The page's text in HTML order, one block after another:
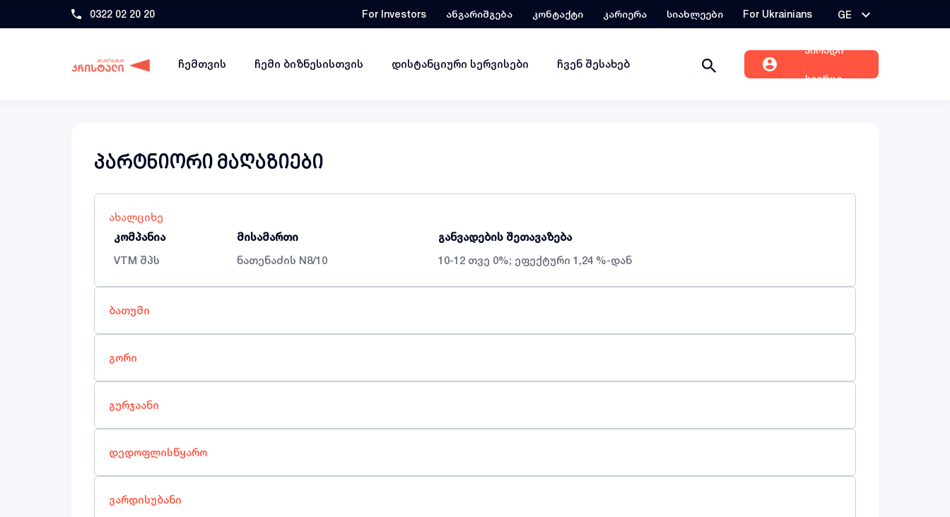
0322 02 20 20 For Investors ანგარიშგება კონტაქტი კარიერა სიახლეები For Ukrainians GE
ჩემთვის ჩემი ბიზნესისთვის დისტანციური სერვისები ჩვენ შესახებ
პირადი
სივრცე
პარტნიორი მაღაზიები
ახალციხე
კომპანია
მისამართი
განვადების შეთავაზება
VTM შპს
ნათენაძის N8/10 10-12 თვე 0%; ეფექტური 1,24 %-დან
ბათუმი
გორი
გურჯაანი
დედოფლისწყარო
ვარდისუბანი